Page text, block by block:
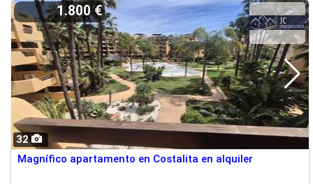
32
1.800 €
Magnífico apartamento en Costalita en alquiler